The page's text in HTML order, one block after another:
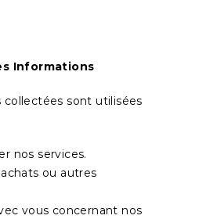
Informations
collectées sont utilisées
nos services.
ou autres
vous concernant nos